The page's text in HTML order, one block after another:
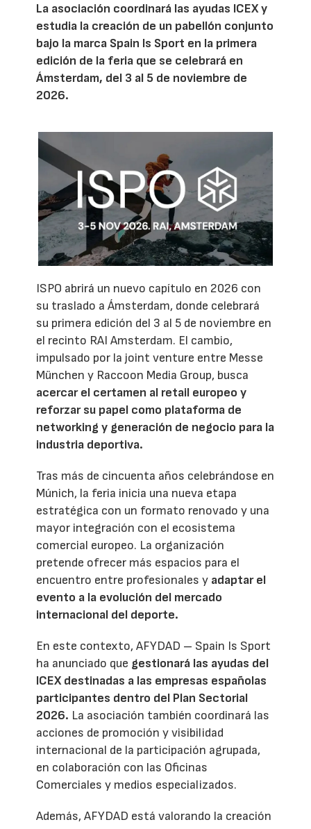
La asociación coordinará las ayudas ICEX y
estudia la creación de un pabellón conjunto
bajo la marca Spain Is Sport en la primera
edición de la feria que se celebrará en
Ámsterdam, del 3 al 5 de noviembre de
2026.
ISPO abrirá un nuevo capítulo en 2026 con
su traslado a Ámsterdam, donde celebrará
su primera edición del 3 al 5 de noviembre en
el recinto RAI Amsterdam. El cambio,
impulsado por la joint venture entre Messe
München y Raccoon Media Group, busca
acercar el certamen al retail europeo y
reforzar su papel como plataforma de
networking y generación de negocio para la
industria deportiva.
Tras más de cincuenta años celebrándose en
Múnich, la feria inicia una nueva etapa
estratégica con un formato renovado y una
mayor integración con el ecosistema
comercial europeo. La organización
pretende ofrecer más espacios para el
encuentro entre profesionales y adaptar el
evento a la evolución del mercado
internacional del deporte.
En este contexto, AFYDAD – Spain Is Sport
ha anunciado que gestionará las ayudas del
ICEX destinadas a las empresas españolas
participantes dentro del Plan Sectorial
2026. La asociación también coordinará las
acciones de promoción y visibilidad
internacional de la participación agrupada,
en colaboración con las Oficinas
Comerciales y medios especializados.
Además, AFYDAD está valorando la creación